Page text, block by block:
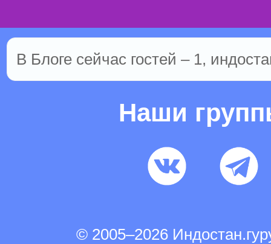
В Блоге сейчас гостей – 1,
Наши
© 2005–2026